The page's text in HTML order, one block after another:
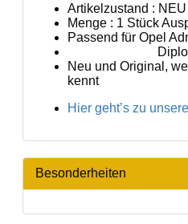
Artikelzustand :
Menge : 1 Stück
Passend für Opel
Diplomat
Neu und Original,
kennt
Hier geht’s zu
Besonderheiten